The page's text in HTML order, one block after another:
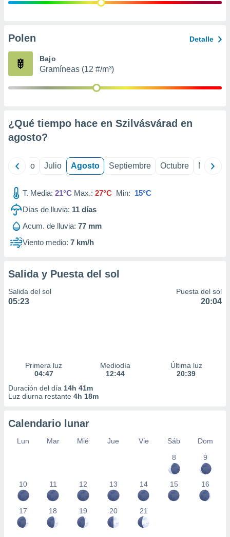
e
publicidad
Polen Detalle
Bajo
Gramíneas (12 #/m³)
¿Qué tiempo hace en Szilvásvárad en
agosto?
Junio Julio Agosto Septiembre Octubre
T. Media: 21°C Max.: 27°C Min: 15°C
Días de lluvia: 11 días
Acum. de lluvia: 77 mm
Viento medio: 7 km/h
Salida y Puesta del sol
Salida del sol
05:23
Puesta del sol
20:04
Primera luz
04:47
Mediodía
12:44
Última luz
20:39
Duración del día 14h 41m
Luz diurna restante 4h 18m
Calendario lunar
Lun Mar Mié Jue Vie Sáb
Dom
8
9
10 11 12 13 14 15 16
17 18 19 20 21